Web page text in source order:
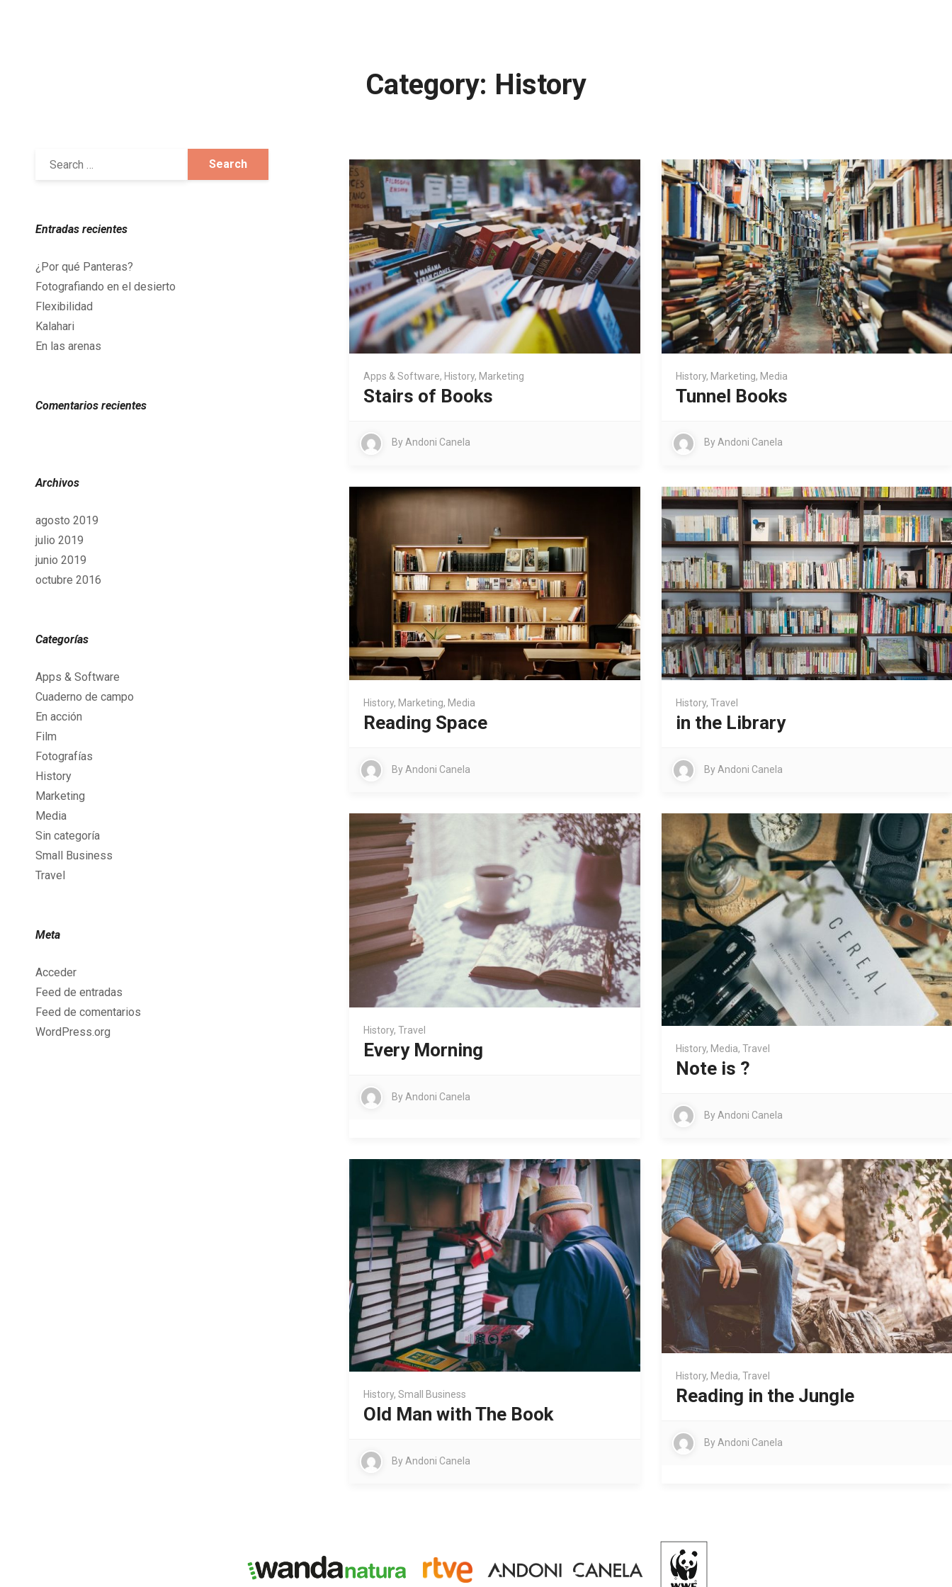
Category: History
Apps & Software, History, Marketing
Stairs of Books
ByAndoni Canela
History, Marketing, Media
Tunnel Books
ByAndoni Canela
History, Marketing, Media
Reading Space
By Andoni Canela
History, Travel
in the Library
By Andoni Canela
History, Travel
Every Morning
By Andoni Canela
History, Media, Travel
Note is ?
By Andoni Canela
History, Small Business
Old Man with The Book
By Andoni Canela
History, Media, Travel
Reading in the Jungle
By Andoni Canela
Entradas recientes
¿Por qué Panteras?
Fotografiando en el desierto
Flexibilidad
Kalahari
En las arenas
Comentarios recientes
Archivos
agosto 2019
julio 2019
junio 2019
octubre 2016
Categorías
Apps & Software
Cuaderno de campo
En acción
Film
Fotografías
History
Marketing
Media
Sin categoría
Small Business
Travel
Meta
Acceder
Feed de entradas
Feed de comentarios
WordPress.org